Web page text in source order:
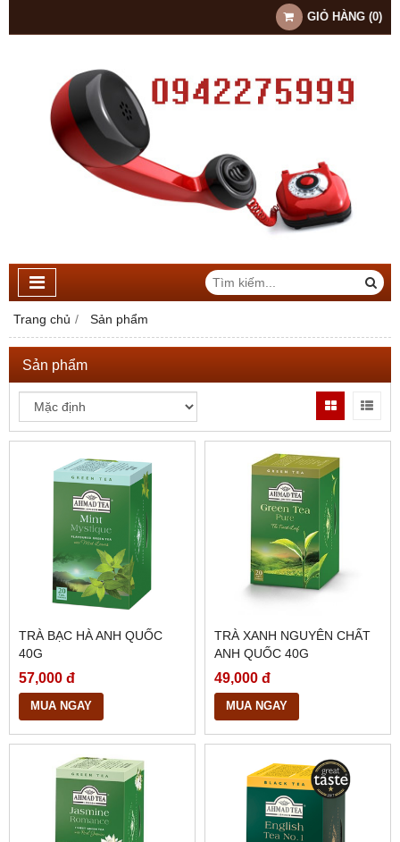
GIỎ HÀNG (0)
Trang chủ Sản phẩm
Sản phẩm
TRÀ BẠC HÀ ANH QUỐC
40G
57,000 đ
MUA NGAY
TRÀ XANH NGUYÊN CHẤT
ANH QUỐC 40G
49,000 đ
MUA NGAY